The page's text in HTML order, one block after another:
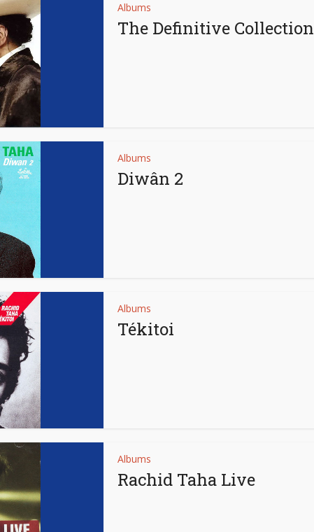
Albums
The Definitive Collection
Albums
Diwân 2
Albums
Tékitoi
Albums
Rachid Taha Live